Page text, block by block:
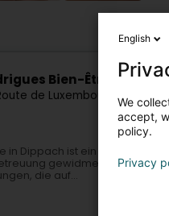
Bien-Être -
de Luxembourg L-4972
in Dippach ist ein Ort, der
gewidmet ist. Mit
die auf...
English
We
accept,
policy.
Privacy